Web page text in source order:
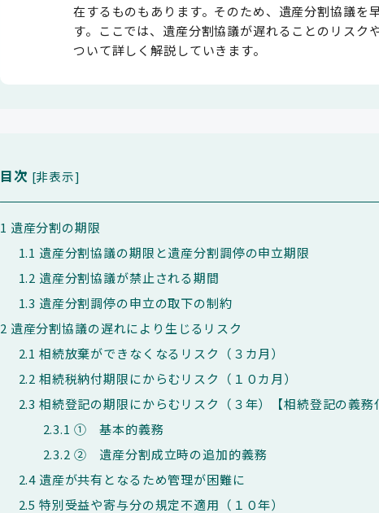
在するものもあります。そのため、遺産分割協議
す。ここでは、遺産分割協議が遅れることのリス
ついて詳しく解説していきます。
目次 [非表示]
1 遺産分割の期限
1.1 遺産分割協議の期限と遺産分割調停の申立期限
1.2 遺産分割協議が禁止される期間
1.3 遺産分割調停の申立の取下の制約
2 遺産分割協議の遅れにより生じるリスク
2.1 相続放棄ができなくなるリスク（３カ月）
2.2 相続税納付期限にからむリスク（１０カ月）
2.3 相続登記の期限にからむリスク（３年）【相続登記の義務
2.3.1 ① 基本的義務
2.3.2 ② 遺産分割成立時の追加的義務
2.4 遺産が共有となるため管理が困難に
2.5 特別受益や寄与分の規定不適用（１０年）